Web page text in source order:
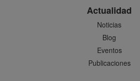
Actualidad
Noticias
Blog
Eventos
Publicaciones